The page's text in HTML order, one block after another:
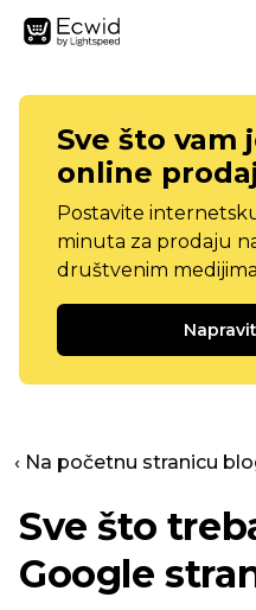
Sve što vam
online
Postavite
minuta za prodaju
društvenim
‹ Na početnu stranicu
Sve što
Google